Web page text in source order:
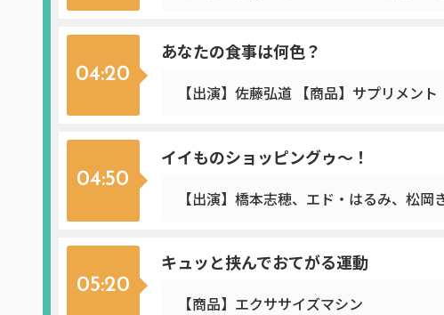
04:20
あなたの食事は何色？
【出演】佐藤弘道 【商品】サプリメント
04:50
イイものショッピングゥ～！
【出演】橋本志穂、エド・はるみ、松
05:20
キュッと挟んでおてがる運動
【商品】エクササイズマシン